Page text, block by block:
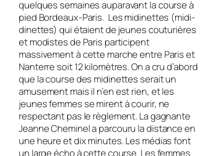
quelques semaines auparavant la course à
pied Bordeaux-Paris. Les midinettes (midi-
dinettes) qui étaient de jeunes couturières
et modistes de Paris participent
massivement à cette marche entre Paris et
Nanterre soit 12 kilomètres. On a cru d’abord
que la course des midinettes serait un
amusement mais il n’en est rien, et les
jeunes femmes se mirent à courir, ne
respectant pas le règlement. La gagnante
Jeanne Cheminel a parcouru la distance en
une heure et dix minutes. Les médias font
un large écho à cette course. Les femmes